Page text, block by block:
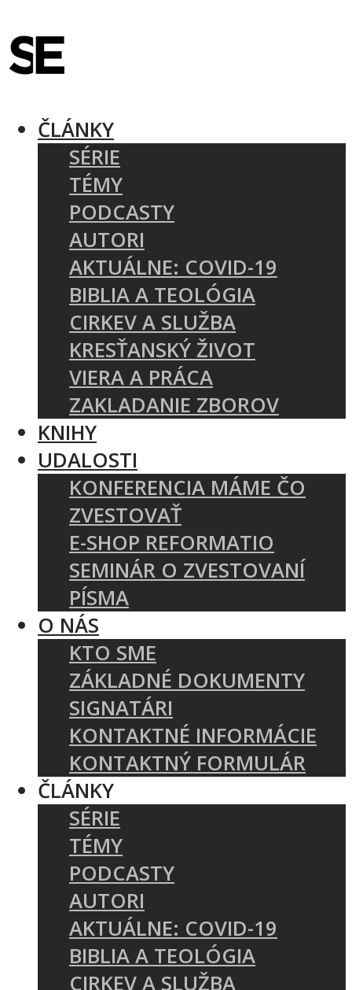
ČLÁNKY
SÉRIE
TÉMY
PODCASTY
AUTORI
AKTUÁLNE: COVID-19
BIBLIA A TEOLÓGIA
CIRKEV A SLUŽBA
KRESŤANSKÝ ŽIVOT
VIERA A PRÁCA
ZAKLADANIE ZBOROV
KNIHY
UDALOSTI
KONFERENCIA MÁME ČO
ZVESTOVAŤ
E-SHOP REFORMATIO
SEMINÁR O ZVESTOVANÍ
PÍSMA
O NÁS
KTO SME
ZÁKLADNÉ DOKUMENTY
SIGNATÁRI
KONTAKTNÉ INFORMÁCIE
KONTAKTNÝ FORMULÁR
ČLÁNKY
SÉRIE
TÉMY
PODCASTY
AUTORI
AKTUÁLNE: COVID-19
BIBLIA A TEOLÓGIA
CIRKEV A SLUŽBA